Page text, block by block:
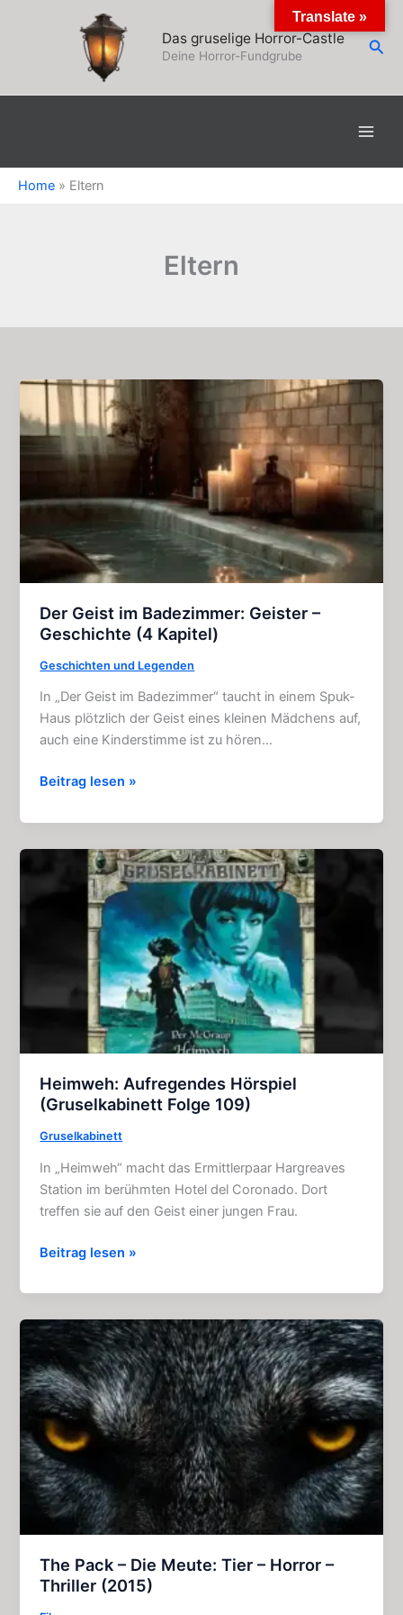
Das gruselige Horror-Castle
Deine Horror-Fundgrube
Home » Eltern
Eltern
Der Geist im Badezimmer: Geister –
Geschichte (4 Kapitel)
Geschichten und Legenden
In „Der Geist im Badezimmer“ taucht in einem Spuk-
Haus plötzlich der Geist eines kleinen Mädchens auf,
auch eine Kinderstimme ist zu hören…
Der
im
Badezimmer:
Geschichte
Beitrag lesen »
Heimweh: Aufregendes Hörspiel
(Gruselkabinett Folge 109)
Gruselkabinett
In „Heimweh“ macht das Ermittlerpaar Hargreaves
Station im berühmten Hotel del Coronado. Dort
treffen sie auf den Geist einer jungen Frau.
Heimweh:
Hörspiel
(Gruselkabinett
Folge
Beitrag lesen »
The Pack – Die Meute: Tier – Horror –
Thriller (2015)
Translate »